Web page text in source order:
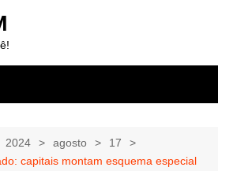
2024 agosto
17
capitais montam esquema especial